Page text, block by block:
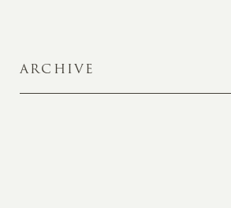
ARCHIVE